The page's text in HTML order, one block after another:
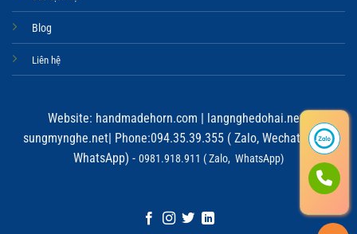
Blog
Liên hệ
Website: handmadehorn.com | langnghedohai.net
sungmynghe.net| Phone:094.35.39.355 ( Zalo, Wechat, Viber,
WhatsApp) - 0981.918.911 ( Zalo, WhatsApp)